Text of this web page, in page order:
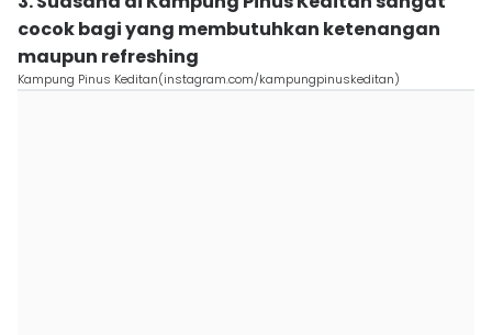
cocok bagi yang membutuhkan ketenangan
maupun refreshing
Kampung Pinus Keditan(instagram.com/kampungpinuskeditan)